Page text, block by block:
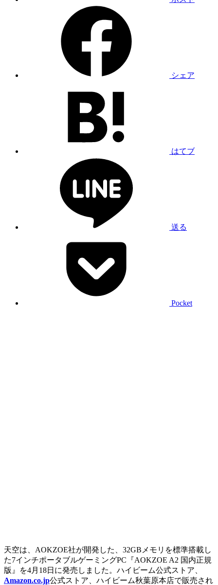
シェア
はてブ
送る
Pocket
天空は、AOKZOE社が開発した、32GBメモリを標準搭載し
た7インチポータブルゲーミングPC『AOKZOE A2 国内正規
版』を4月18日に発売しました。ハイビーム公式ストア、
Amazon.co.jp公式ストア、ハイビーム秋葉原本店で販売され